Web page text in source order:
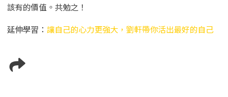
該有的價值。共勉之！
延伸學習： 讓自己的心力更強大，劉軒帶你活出最好的自己